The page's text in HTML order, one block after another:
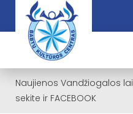
Naujienos Vandžiogalos
sekite ir FACEBOOK